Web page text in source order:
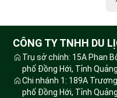
supportive. Tour was
with traditional
CÔNG TY TNHH DU
Trụ sở chính: 15A Phan
phố Đồng Hới, Tỉnh
Chi nhánh 1: 189A
phố Đồng Hới, Tỉnh